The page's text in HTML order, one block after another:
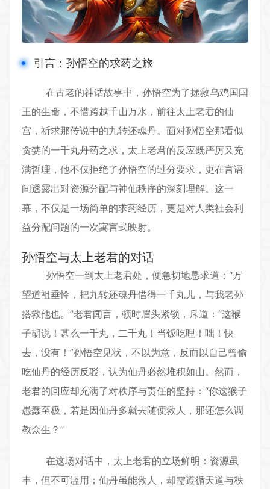
引言：孙悟空的求药之旅
在古老的神话故事中，孙悟空为了拯救乌鸡国国
王的生命，不惜跨越千山万水，前往太上老君的仙
宫，祈求那传说中的九转还魂丹。面对孙悟空那看似
贪婪的一千丸丹药之求，太上老君的反应既严厉又充
满哲理，他不仅拒绝了孙悟空的过分要求，更在言语
间透露出对资源分配与神仙秩序的深刻理解。这一
幕，不仅是一场简单的求药经历，更是对人类社会利
益分配问题的一次寓言式映射。
孙悟空与太上老君的对话
孙悟空一到太上老君处，便急切地恳求道：“万
望道祖垂怜，把九转还魂丹借得一千丸儿，与我老孙
搭救他也。”老君闻言，顿时眉头紧锁，斥道：“这猴
子胡说！甚么一千丸，二千丸！当饭吃哩！咄！快
去，没有！”孙悟空见状，不以为意，反而以自己曾偷
吃仙丹的经历反驳，认为仙丹必然堆积如山。然而，
老君的回应却充满了对秩序与责任的坚持：“你这猴子
愚蠢至极，若是因仙丹多就去随便救人，那还怎么调
教众生？”
在这场对话中，太上老君的立场鲜明：资源虽
丰，但不可滥用；仙丹虽能救人，却需遵循天道与秩